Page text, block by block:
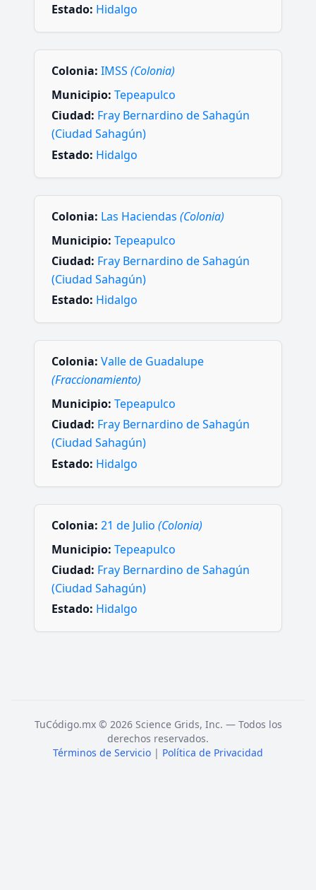
Estado: Hidalgo
Colonia: IMSS (Colonia)
Municipio: Tepeapulco
Ciudad: Fray Bernardino de Sahagún
(Ciudad Sahagún)
Estado: Hidalgo
Colonia: Las Haciendas (Colonia)
Municipio: Tepeapulco
Ciudad: Fray Bernardino de Sahagún
(Ciudad Sahagún)
Estado: Hidalgo
Colonia: Valle de Guadalupe
(Fraccionamiento)
Municipio: Tepeapulco
Ciudad: Fray Bernardino de Sahagún
(Ciudad Sahagún)
Estado: Hidalgo
Colonia: 21 de Julio (Colonia)
Municipio: Tepeapulco
Ciudad: Fray Bernardino de Sahagún
(Ciudad Sahagún)
Estado: Hidalgo
TuCódigo.mx © 2026 Science Grids, Inc. — Todos los
derechos reservados.
Términos de Servicio | Política de Privacidad